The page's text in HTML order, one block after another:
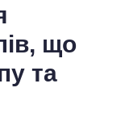
що
та